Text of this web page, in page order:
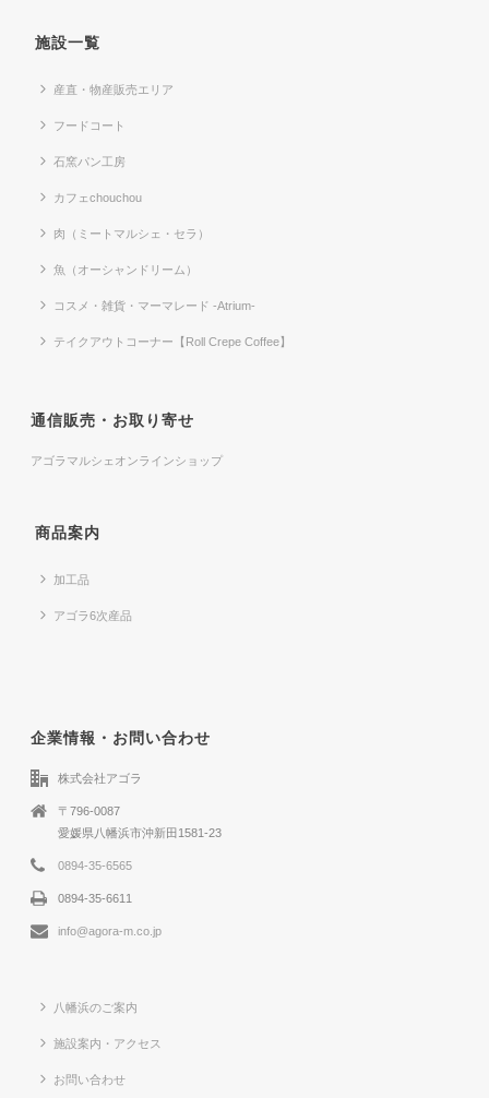
施設一覧
産直・物産販売エリア
フードコート
石窯パン工房
カフェchouchou
肉（ミートマルシェ・セラ）
魚（オーシャンドリーム）
コスメ・雑貨・マーマレード -Atrium-
テイクアウトコーナー【Roll Crepe Coffee】
通信販売・お取り寄せ
アゴラマルシェオンラインショップ
商品案内
加工品
アゴラ6次産品
企業情報・お問い合わせ
株式会社アゴラ
〒796-0087
愛媛県八幡浜市沖新田1581-23
0894-35-6565
0894-35-6611
info@agora-m.co.jp
八幡浜のご案内
施設案内・アクセス
お問い合わせ